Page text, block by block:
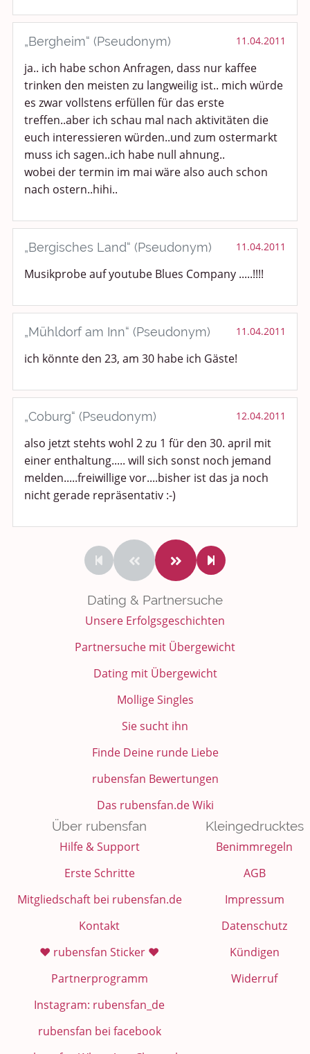
„Bergheim“ (Pseudonym) 11.04.2011
ja.. ich habe schon Anfragen, dass nur kaffee
trinken den meisten zu langweilig ist.. mich würde
es zwar vollstens erfüllen für das erste
treffen..aber ich schau mal nach aktivitäten die
euch interessieren würden..und zum ostermarkt
muss ich sagen..ich habe null ahnung..
wobei der termin im mai wäre also auch schon
nach ostern..hihi..
„Bergisches Land“ (Pseudonym) 11.04.2011
Musikprobe auf youtube Blues Company .....!!!!
„Mühldorf am Inn“ (Pseudonym) 11.04.2011
ich könnte den 23, am 30 habe ich Gäste!
„Coburg“ (Pseudonym) 12.04.2011
also jetzt stehts wohl 2 zu 1 für den 30. april mit
einer enthaltung..... will sich sonst noch jemand
melden.....freiwillige vor....bisher ist das ja noch
nicht gerade repräsentativ :-)
Dating & Partnersuche
Unsere Erfolgsgeschichten
Partnersuche mit Übergewicht
Dating mit Übergewicht
Mollige Singles
Sie sucht ihn
Finde Deine runde Liebe
rubensfan Bewertungen
Das rubensfan.de Wiki
Über rubensfan
Hilfe & Support
Erste Schritte
Mitgliedschaft bei rubensfan.de
Kontakt
❤️ rubensfan Sticker ❤️
Partnerprogramm
Instagram: rubensfan_de
rubensfan bei facebook
Kleingedrucktes
Benimmregeln
AGB
Impressum
Datenschutz
Kündigen
Widerruf